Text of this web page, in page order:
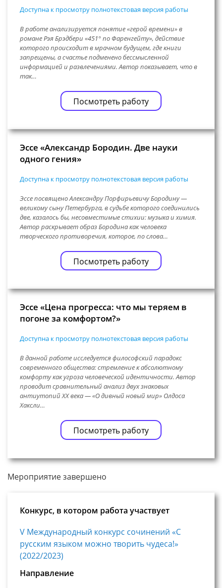
Доступна к просмотру полнотекстовая версия работы
В работе анализируется понятие «герой времени» в
романе Рэя Брэдбери «451° по Фаренгейту», действие
которого происходит в мрачном будущем, где книги
запрещены, а счастье подменено бессмысленной
информацией и развлечениями. Автор показывает, что в
так…
Посмотреть работу
Эссе «Александр Бородин. Две науки
одного гения»
Доступна к просмотру полнотекстовая версия работы
Эссе посвящено Александру Порфирьевичу Бородину —
великому сыну Петербурга, в судьбе которого соединились
две, казалось бы, несовместимые стихии: музыка и химия.
Автор раскрывает образ Бородина как человека
творческого противоречия, которое, по слова…
Посмотреть работу
Эссе «Цена прогресса: что мы теряем в
погоне за комфортом?»
Доступна к просмотру полнотекстовая версия работы
В данной работе исследуется философский парадокс
современного общества: стремление к абсолютному
комфорту как угроза человеческой идентичности. Автор
проводит сравнительный анализ двух знаковых
антиутопий XX века — «О дивный новый мир» Олдоса
Хаксли…
Посмотреть работу
Мероприятие завершено
Конкурс, в котором работа участвует
V Международный конкурс сочинений «С
русским языком можно творить чудеса!»
(2022/2023)
Направление